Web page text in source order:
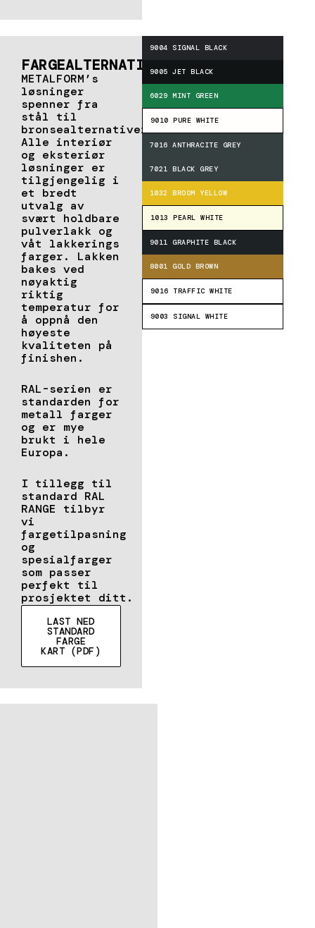
FARGEALTERNATIVER
METALFORM’s
løsninger
spenner fra
stål til
bronsealternativer.
Alle interiør
og eksteriør
løsninger er
tilgjengelig i
et bredt
utvalg av
svært holdbare
pulverlakk og
våt lakkerings
farger. Lakken
bakes ved
nøyaktig
riktig
temperatur for
å oppnå den
høyeste
kvaliteten på
finishen.
RAL-serien er
standarden for
metall farger
og er mye
brukt i hele
Europa.
I tillegg til
standard RAL
RANGE tilbyr
vi
fargetilpasning
og
spesialfarger
som passer
perfekt til
prosjektet ditt.
LAST NED
STANDARD
FARGE
KART (PDF)
9004 SIGNAL BLACK
9005 JET BLACK
6029 MINT GREEN
9010 PURE WHITE
7016 ANTHRACITE GREY
7021 BLACK GREY
1032 BROOM YELLOW
1013 PEARL WHITE
9011 GRAPHITE BLACK
8001 GOLD BROWN
9016 TRAFFIC WHITE
9003 SIGNAL WHITE